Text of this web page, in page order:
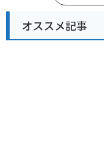
オススメ記事